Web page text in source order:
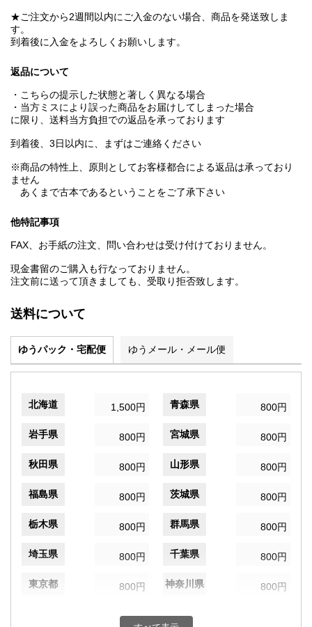
★ご注文から2週間以内にご入金のない場合、商品を発送致しま
す。
到着後に入金をよろしくお願いします。
返品について
・こちらの提示した状態と著しく異なる場合
・当方ミスにより誤った商品をお届けしてしまった場合
に限り、送料当方負担での返品を承っております
到着後、3日以内に、まずはご連絡ください
※商品の特性上、原則としてお客様都合による返品は承っており
ません
あくまで古本であるということをご了承下さい
他特記事項
FAX、お手紙の注文、問い合わせは受け付けておりません。
現金書留のご購入も行なっておりません。
注文前に送って頂きましても、受取り拒否致します。
送料について
ゆうパック・宅配便 ゆうメール・メール便
北海道 1,500円 青森県 800円
岩手県 800円 宮城県 800円
秋田県 800円 山形県 800円
福島県 800円 茨城県 800円
栃木県 800円 群馬県 800円
埼玉県 800円 千葉県 800円
東京都 800円 神奈川県 800円
800円 富山県